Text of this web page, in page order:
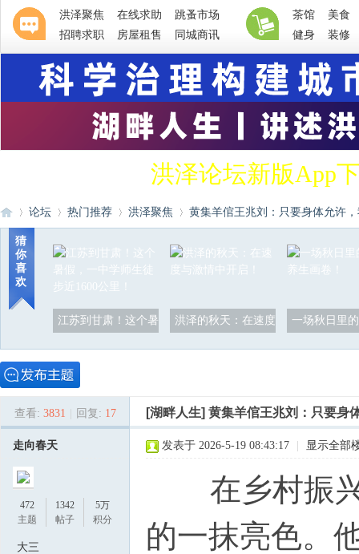
洪泽聚焦 在线求助
跳蚤市场
招聘求职
房屋租售 同城商讯
茶馆
美食
健身
装修
洪泽论坛新版App
»
论坛 热门推荐 洪泽聚焦 黄集羊倌王兆刘：只要身体允许
猜
你
喜
欢
江苏到甘肃！这个暑 洪泽的秋天：在速度 一场秋日里
查看: 3831 回复: 17 [湖畔人生] 黄集羊倌王兆刘：只要身
走向春天
472
主题
1342
帖子
5万
积分
大三
发表于 2026-5-19 08:43:17 显示全部
在乡村振兴
的一抹亮色。